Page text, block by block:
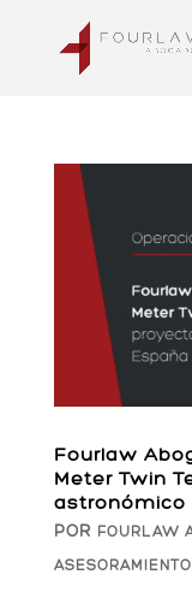
Fourlaw
Meter Twin
astronómico
POR FOURLAW
ASESORAMIENTO